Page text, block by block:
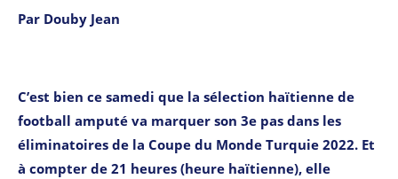
Par Douby Jean
C’est bien ce samedi que la sélection haïtienne de
football amputé va marquer son 3e pas dans les
éliminatoires de la Coupe du Monde Turquie 2022. Et
à compter de 21 heures (heure haïtienne), elle